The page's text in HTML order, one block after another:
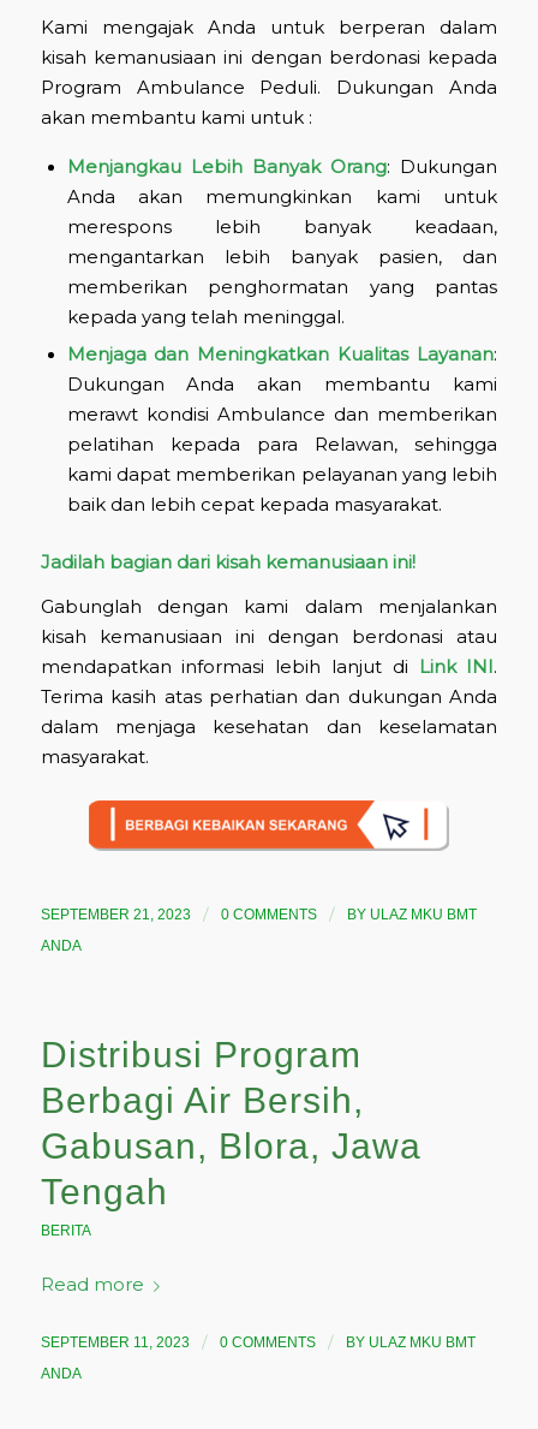
Kami mengajak Anda untuk berperan dalam
kisah kemanusiaan ini dengan berdonasi kepada
Program Ambulance Peduli. Dukungan Anda
akan membantu kami untuk :
Menjangkau Lebih Banyak Orang: Dukungan
Anda akan memungkinkan kami untuk
merespons lebih banyak keadaan,
mengantarkan lebih banyak pasien, dan
memberikan penghormatan yang pantas
kepada yang telah meninggal.
Menjaga dan Meningkatkan Kualitas Layanan:
Dukungan Anda akan membantu kami
merawt kondisi Ambulance dan memberikan
pelatihan kepada para Relawan, sehingga
kami dapat memberikan pelayanan yang lebih
baik dan lebih cepat kepada masyarakat.
Jadilah bagian dari kisah kemanusiaan ini!
Gabunglah dengan kami dalam menjalankan
kisah kemanusiaan ini dengan berdonasi atau
mendapatkan informasi lebih lanjut di
Link INI .
Terima kasih atas perhatian dan dukungan Anda
dalam menjaga kesehatan dan keselamatan
masyarakat.
SEPTEMBER 21, 2023 / 0 COMMENTS / BY ULAZ MKU BMT
ANDA
Distribusi Program
Berbagi Air Bersih,
Gabusan, Blora, Jawa
Tengah
BERITA
Read more
SEPTEMBER 11, 2023 / 0 COMMENTS / BY ULAZ MKU BMT
ANDA